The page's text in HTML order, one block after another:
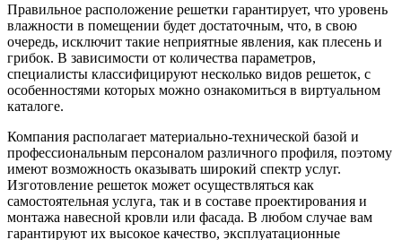
Правильное расположение решетки гарантирует, что уровень
влажности в помещении будет достаточным, что, в свою
очередь, исключит такие неприятные явления, как плесень и
грибок. В зависимости от количества параметров,
специалисты классифицируют несколько видов решеток, с
особенностями которых можно ознакомиться в виртуальном
каталоге.
Компания располагает материально-технической базой и
профессиональным персоналом различного профиля, поэтому
имеют возможность оказывать широкий спектр услуг.
Изготовление решеток может осуществляться как
самостоятельная услуга, так и в составе проектирования и
монтажа навесной кровли или фасада. В любом случае вам
гарантируют их высокое качество, эксплуатационные